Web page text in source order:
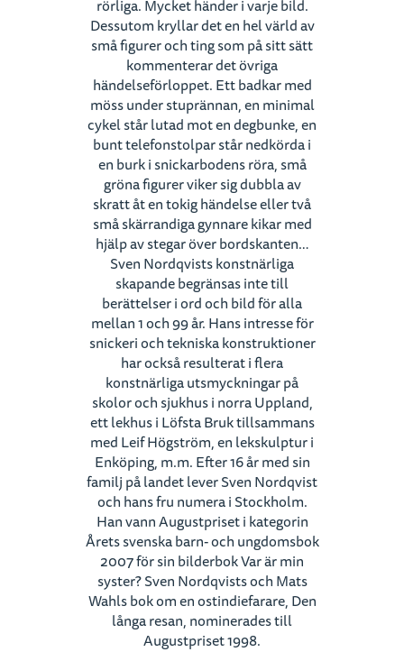
rörliga. Mycket händer i varje bild.
Dessutom kryllar det en hel värld av
små figurer och ting som på sitt sätt
kommenterar det övriga
händelseförloppet. Ett badkar med
möss under stuprännan, en minimal
cykel står lutad mot en degbunke, en
bunt telefonstolpar står nedkörda i
en burk i snickarbodens röra, små
gröna figurer viker sig dubbla av
skratt åt en tokig händelse eller två
små skärrandiga gynnare kikar med
hjälp av stegar över bordskanten…
Sven Nordqvists konstnärliga
skapande begränsas inte till
berättelser i ord och bild för alla
mellan 1 och 99 år. Hans intresse för
snickeri och tekniska konstruktioner
har också resulterat i flera
konstnärliga utsmyckningar på
skolor och sjukhus i norra Uppland,
ett lekhus i Löfsta Bruk tillsammans
med Leif Högström, en lekskulptur i
Enköping, m.m. Efter 16 år med sin
familj på landet lever Sven Nordqvist
och hans fru numera i Stockholm.
Han vann Augustpriset i kategorin
Årets svenska barn- och ungdomsbok
2007 för sin bilderbok Var är min
syster? Sven Nordqvists och Mats
Wahls bok om en ostindiefarare, Den
långa resan, nominerades till
Augustpriset 1998.